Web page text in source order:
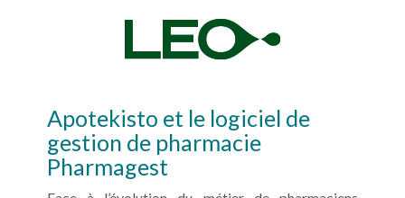
Apotekisto et le logiciel de
gestion de pharmacie
Pharmagest